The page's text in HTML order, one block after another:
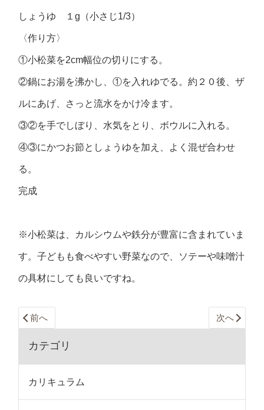
しょうゆ １g（小さじ1/3）
〈作り方〉
①小松菜を2cm幅位の切りにする。
②鍋にお湯を沸かし、①を入れゆでる。約２０後、ザ
ルにあげ、さっと流水をかけ冷ます。
③②を手でしぼり、水気をとり、ボウルに入れる。
④③にかつお節としょうゆを加え、よく混ぜ合わせ
る。
完成
※小松菜は、カルシウムや鉄分が豊富に含まれていま
す。子どもも食べやすい野菜なので、ソテーや味噌汁
の具材にしても良いですね。
前へ 次へ
カテゴリ
カリキュラム